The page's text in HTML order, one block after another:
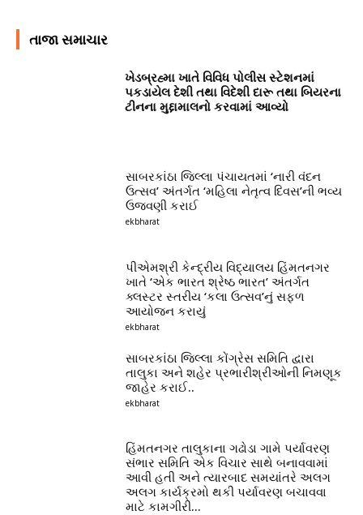
તાજા સમાચાર
ખેડબ્રહ્મા ખાતે વિવિધ પોલીસ સ્ટેશનમાં
પકડાયેલ દેશી તથા વિદેશી દારૂ તથા બિયરના
ટીનના મુદ્દામાલનો કરવામાં આવ્યો
સાબરકાંઠા જિલ્લા પંચાયતમાં ‘નારી વંદન
ઉત્સવ’ અંતર્ગત ‘મહિલા નેતૃત્વ દિવસ’ની ભવ્ય
ઉજવણી કરાઈ
ekbharat
પીએમશ્રી કેન્દ્રીય વિદ્યાલય હિંમતનગર
ખાતે ‘એક ભારત શ્રેષ્ઠ ભારત’ અંતર્ગત
ક્લસ્ટર સ્તરીય ‘કલા ઉત્સવ’નું સફળ
આયોજન કરાયું
ekbharat
સાબરકાંઠા જિલ્લા કોંગ્રેસ સમિતિ દ્વારા
તાલુકા અને શહેર પ્રભારીશ્રીઓની નિમણૂક
જાહેર કરાઈ..
ekbharat
હિંમતનગર તાલુકાના ગઢોડા ગામે પર્યાવરણ
સંભાર સમિતિ એક વિચાર સાથે બનાવવામાં
આવી હતી અને ત્યારબાદ સમયાંતરે અલગ
અલગ કાર્યક્રમો થકી પર્યાવરણ બચાવવા
માટે કામગીરી...